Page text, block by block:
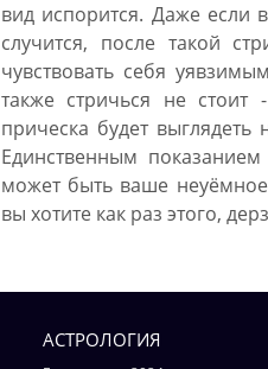
вид испорится. Даже если
случится, после такой
чувствовать себя
также стричься не
прическа будет
Единственным
может быть ваше
вы хотите как раз этого,
АСТРОЛОГИЯ